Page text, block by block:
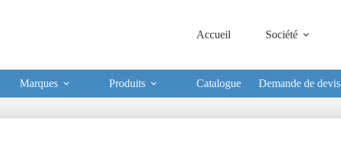
Accueil Société
Marques Produits Catalogue Demande de devis